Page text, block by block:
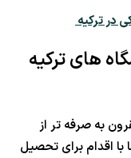
در ترکیه
های ترکیه
به صرفه تر از
اقدام برای تحصیل